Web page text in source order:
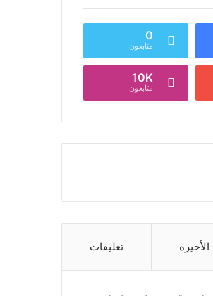
0
متابعون
10K
متابعون
الأخيرة تعليقات